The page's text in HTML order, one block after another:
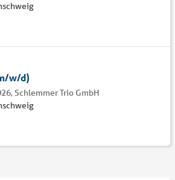
w/d)
Schlemmer Trio GmbH